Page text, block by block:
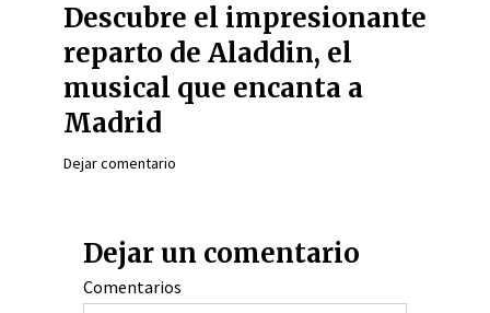
Descubre el impresionante
reparto de Aladdin, el
musical que encanta a
Madrid
Dejar comentario
Dejar un comentario
Comentarios